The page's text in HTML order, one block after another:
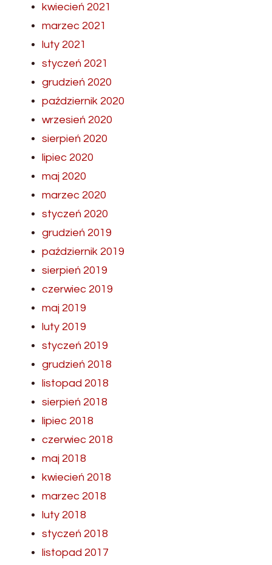
kwiecień 2021
marzec 2021
luty 2021
styczeń 2021
grudzień 2020
październik 2020
wrzesień 2020
sierpień 2020
lipiec 2020
maj 2020
marzec 2020
styczeń 2020
grudzień 2019
październik 2019
sierpień 2019
czerwiec 2019
maj 2019
luty 2019
styczeń 2019
grudzień 2018
listopad 2018
sierpień 2018
lipiec 2018
czerwiec 2018
maj 2018
kwiecień 2018
marzec 2018
luty 2018
styczeń 2018
listopad 2017